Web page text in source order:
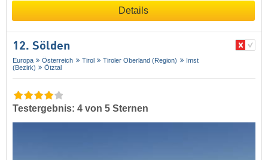
Details
12. Sölden
Europa Österreich Tirol Tiroler Oberland (Region)
Imst
(Bezirk)
Ötztal
Testergebnis: 4 von 5 Sternen